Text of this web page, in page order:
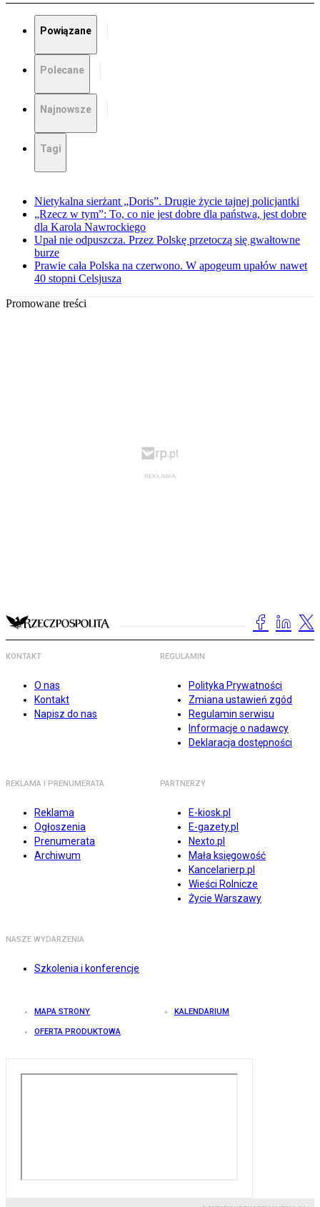
Powiązane
Polecane
Najnowsze
Tagi
Nietykalna sierżant „Doris”. Drugie życie tajnej policjantki
„Rzecz w tym”: To, co nie jest dobre dla państwa, jest dobre
dla Karola Nawrockiego
Upał nie odpuszcza. Przez Polskę przetoczą się gwałtowne
burze
Prawie cała Polska na czerwono. W apogeum upałów nawet
40 stopni Celsjusza
Promowane treści
KONTAKT
O nas
Kontakt
Napisz do nas
REGULAMIN
Polityka Prywatności
Zmiana ustawień zgód
Regulamin serwisu
Informacje o nadawcy
Deklaracja dostępności
REKLAMA I PRENUMERATA
Reklama
Ogłoszenia
Prenumerata
Archiwum
PARTNERZY
E-kiosk.pl
E-gazety.pl
Nexto.pl
Mała księgowość
Kancelarierp.pl
Wieści Rolnicze
Życie Warszawy
NASZE WYDARZENIA
Szkolenia i konferencje
MAPA STRONY KALENDARIUM
OFERTA PRODUKTOWA